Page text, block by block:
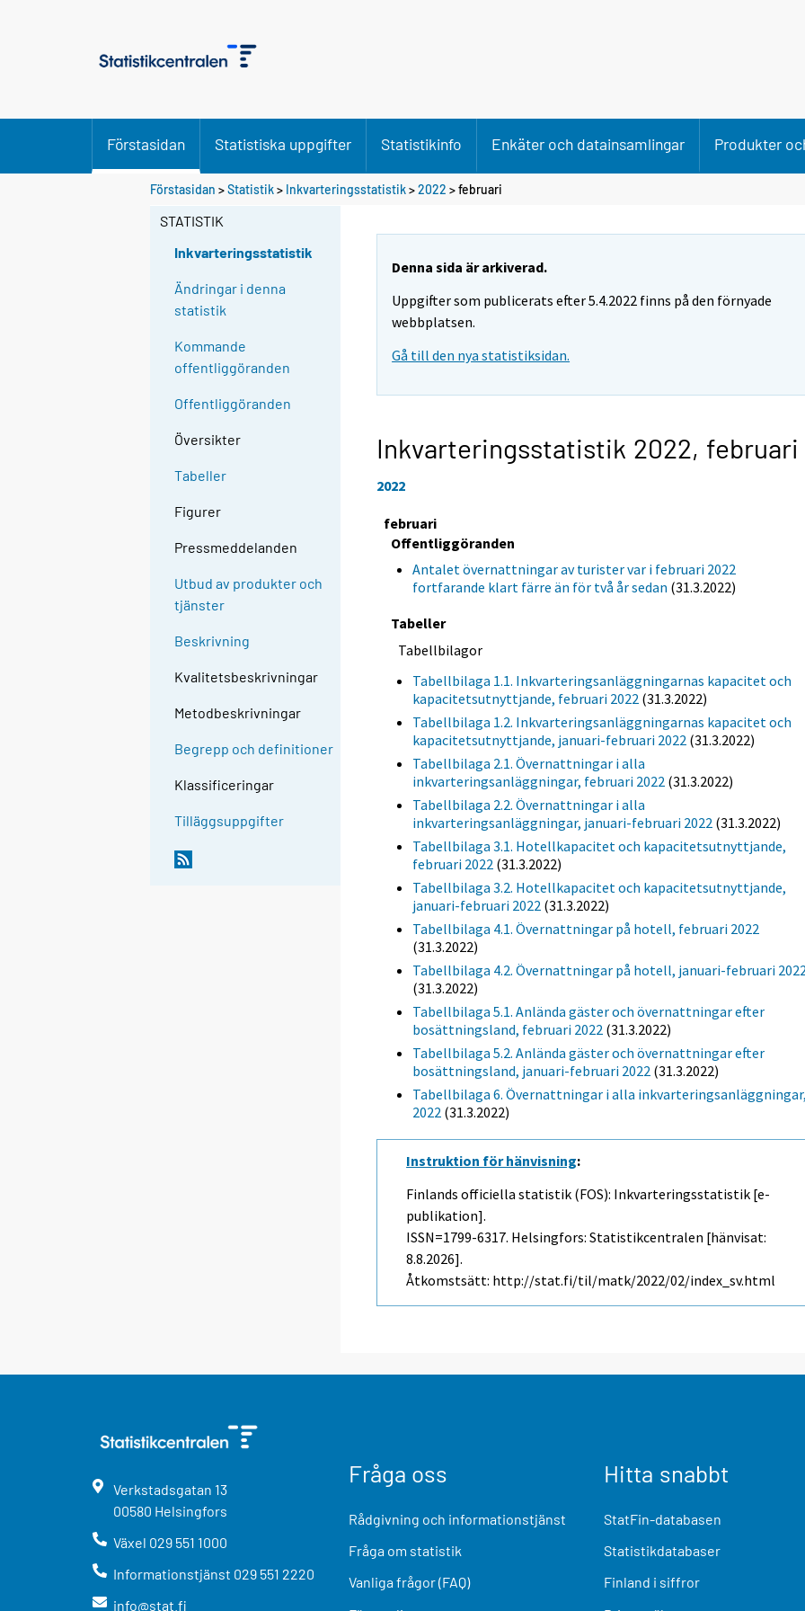
Förstasidan Statistiska uppgifter Statistikinfo Enkäter och datainsamlingar Produkter
Förstasidan >Statistik> Inkvarteringsstatistik>2022 >februari
STATISTIK
Inkvarteringsstatistik
Ändringar i denna
statistik
Kommande
offentliggöranden
Offentliggöranden
Översikter
Tabeller
Figurer
Pressmeddelanden
Utbud av produkter och
tjänster
Beskrivning
Kvalitetsbeskrivningar
Metodbeskrivningar
Begrepp och definitioner
Klassificeringar
Tilläggsuppgifter
Denna sida är arkiverad.
Uppgifter som publicerats efter 5.4.2022 finns på den förnyade
webbplatsen.
Gå till den nya statistiksidan.
Inkvarteringsstatistik 2022, februari
2022
februari
Offentliggöranden
Antalet övernattningar av turister var i februari 2022
fortfarande klart färre än för två år sedan (31.3.2022)
Tabeller
Tabellbilagor
Tabellbilaga 1.1. Inkvarteringsanläggningarnas kapacitet och
kapacitetsutnyttjande, februari 2022 (31.3.2022)
Tabellbilaga 1.2. Inkvarteringsanläggningarnas kapacitet och
kapacitetsutnyttjande, januari-februari 2022 (31.3.2022)
Tabellbilaga 2.1. Övernattningar i alla
inkvarteringsanläggningar, februari 2022 (31.3.2022)
Tabellbilaga 2.2. Övernattningar i alla
inkvarteringsanläggningar, januari-februari 2022 (31.3.2022)
Tabellbilaga 3.1. Hotellkapacitet och kapacitetsutnyttjande,
februari 2022 (31.3.2022)
Tabellbilaga 3.2. Hotellkapacitet och kapacitetsutnyttjande,
januari-februari 2022 (31.3.2022)
Tabellbilaga 4.1. Övernattningar på hotell, februari 2022
(31.3.2022)
Tabellbilaga 4.2. Övernattningar på hotell, januari-februari
(31.3.2022)
Tabellbilaga 5.1. Anlända gäster och övernattningar efter
bosättningsland, februari 2022 (31.3.2022)
Tabellbilaga 5.2. Anlända gäster och övernattningar efter
bosättningsland, januari-februari 2022 (31.3.2022)
Tabellbilaga 6. Övernattningar i alla
2022 (31.3.2022)
Instruktion för hänvisning:
Finlands officiella statistik (FOS): Inkvarteringsstatistik [e-
publikation].
ISSN=1799-6317. Helsingfors: Statistikcentralen [hänvisat:
8.8.2026].
Åtkomstsätt: http://stat.fi/til/matk/2022/02/index_sv.html
Verkstadsgatan 13
00580 Helsingfors
Växel 029 551 1000
Informationstjänst 029 551 2220
info@stat.fi
Fråga oss
Rådgivning och informationstjänst
Fråga om statistik
Vanliga frågor (FAQ)
Hitta snabbt
StatFin-databasen
Statistikdatabaser
Finland i siffror